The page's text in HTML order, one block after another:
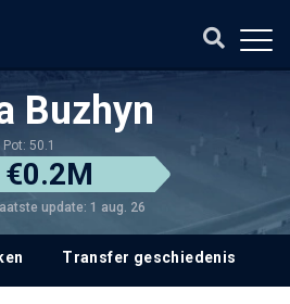
Buzhyn
Pot: 50.1
€0.2M
update: 1 aug. 26
Transfer geschiedenis